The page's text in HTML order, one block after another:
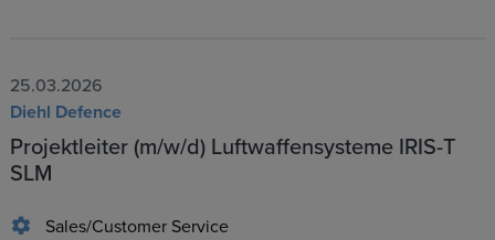
25.03.2026
Diehl Defence
Projektleiter (m/w/d) Luftwaffensysteme IRIS-T
SLM
Sales/Customer Service